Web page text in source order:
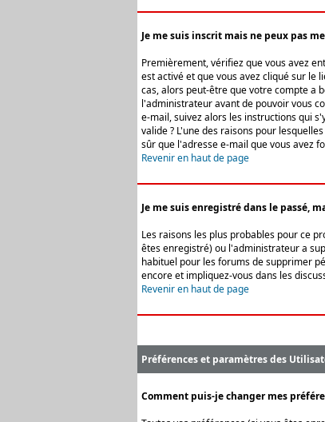
Je me suis inscrit mais ne peux pas
Premièrement, vérifiez que vous avez
est activé et que vous avez cliqué sur le
cas, alors peut-être que votre compte a
l'administrateur avant de pouvoir vous
e-mail, suivez alors les instructions qui
valide ? L'une des raisons pour
sûr que l'adresse e-mail que vous avez
Revenir en haut de page
Je me suis enregistré dans le passé,
Les raisons les plus probables pour ce
êtes enregistré) ou l'administrateur a
habituel pour les forums de supprimer
encore et impliquez-vous dans les
Revenir en haut de page
Préférences et paramètres des
Comment puis-je changer mes